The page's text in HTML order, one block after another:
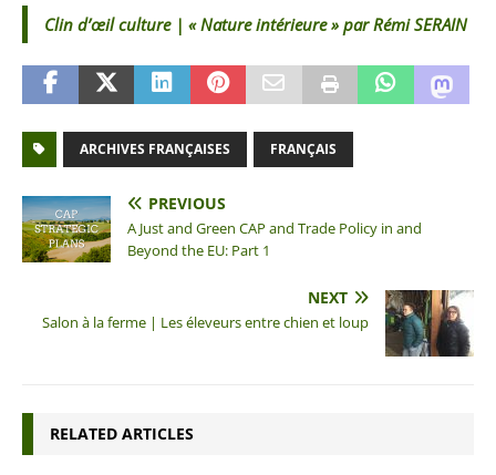
Clin d’œil culture | « Nature intérieure » par Rémi SERAIN
ARCHIVES FRANÇAISES FRANÇAIS
PREVIOUS
A Just and Green CAP and Trade Policy in and
Beyond the EU: Part 1
NEXT
Salon à la ferme | Les éleveurs entre chien et loup
RELATED ARTICLES